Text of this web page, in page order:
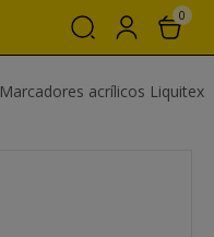
0
Marcadores acrílicos Liquitex